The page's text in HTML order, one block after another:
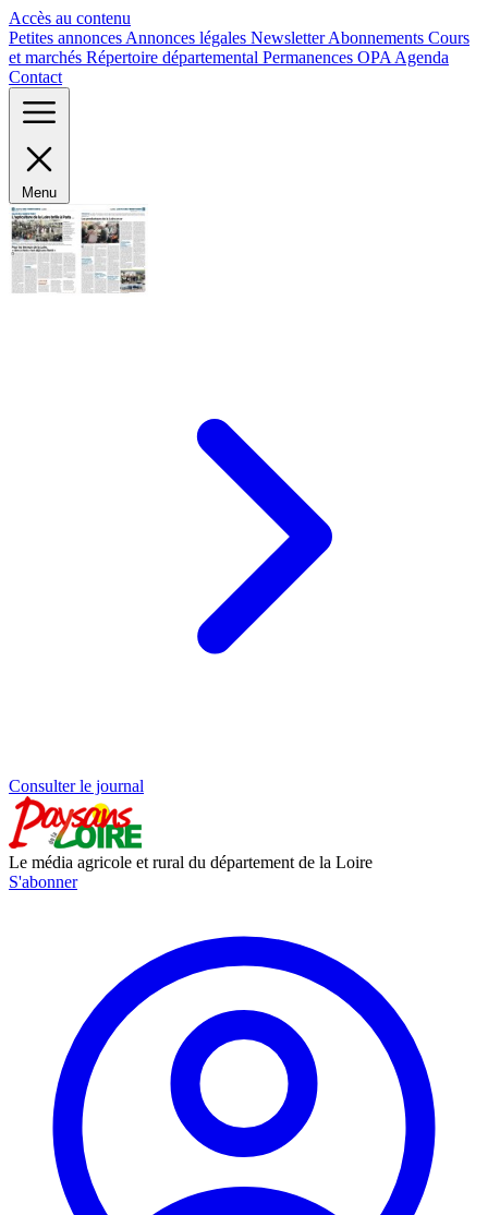
Accès au contenu
Petites annonces Annonces légales NewsletterAbonnements Cours
et marchés Répertoire départemental Permanences OPA Agenda
Contact
Menu
Consulter le journal
Le média agricole et rural du département de la Loire
S'abonner
Panneau de gestion des cookies